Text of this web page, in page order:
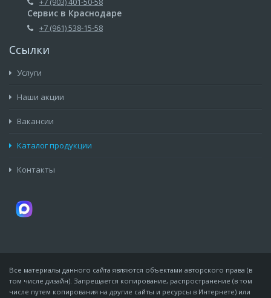
Сервис в Краснодаре
+7 (961) 538-15-58
Ссылки
Услуги
Наши акции
Вакансии
Каталог продукции
Контакты
Все материалы данного сайта являются объектами авторского права (в
том числе дизайн). Запрещается копирование, распространение (в том
числе путем копирования на другие сайты и ресурсы в Интернете) или